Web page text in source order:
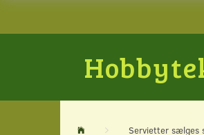
Servietter sælges